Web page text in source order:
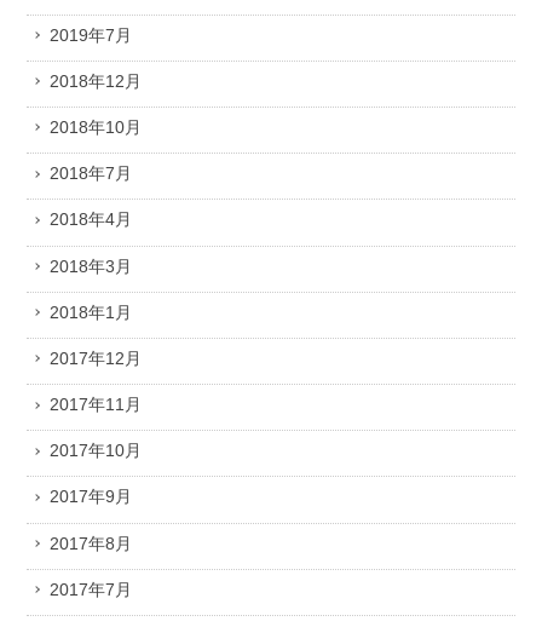
2019年7月
2018年12月
2018年10月
2018年7月
2018年4月
2018年3月
2018年1月
2017年12月
2017年11月
2017年10月
2017年9月
2017年8月
2017年7月